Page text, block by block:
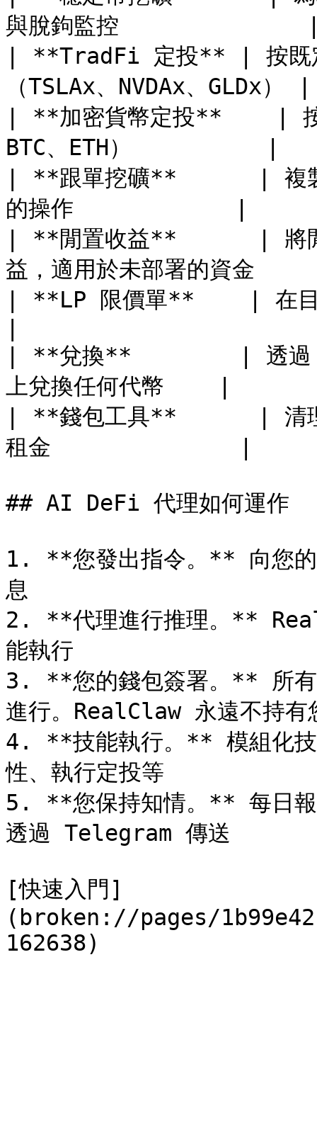
與脫鉤監控
| **TradFi 定投** | 按既定
（TSLAx、NVDAx、GLDx） |
| **加密貨幣定投**    | 按
BTC、ETH）          |
| **跟單挖礦**      | 複製
的操作            |
| **閒置收益**      | 將閒
益，適用於未部署的資金
| **LP 限價單**    | 在目
| **兌換**        | 透過
上兌換任何代幣    |
| **錢包工具**      | 清理
租金              |
## AI DeFi 代理如何運作
1. **您發出指令。** 向您
息
2. **代理進行推理。**
能執行
3. **您的錢包簽署。** 所
進行。RealClaw 永遠不持有
4. **技能執行。** 模組化技
性、執行定投等
5. **您保持知情。** 每日報
透過 Telegram 傳送
[快速入門]
(broken://pages/